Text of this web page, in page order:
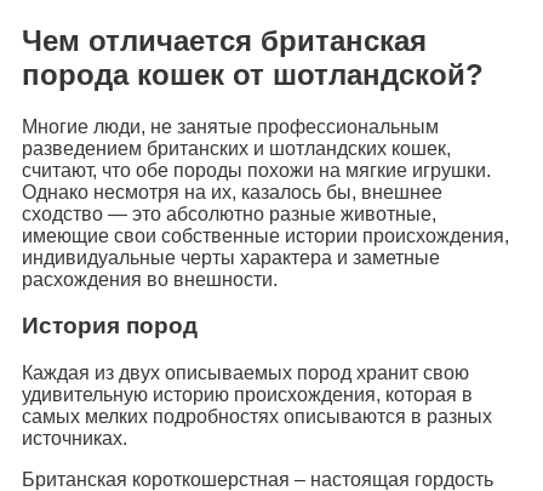
Чем отличается британская
порода кошек от шотландской?
Многие люди, не занятые профессиональным
разведением британских и шотландских кошек,
считают, что обе породы похожи на мягкие игрушки.
Однако несмотря на их, казалось бы, внешнее
сходство — это абсолютно разные животные,
имеющие свои собственные истории происхождения,
индивидуальные черты характера и заметные
расхождения во внешности.
История пород
Каждая из двух описываемых пород хранит свою
удивительную историю происхождения, которая в
самых мелких подробностях описываются в разных
источниках.
Британская короткошерстная – настоящая гордость